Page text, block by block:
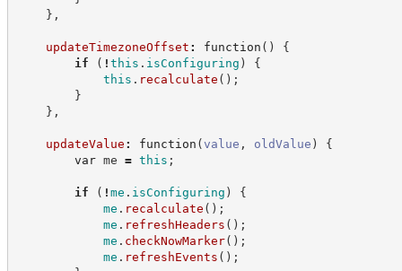
} ,
updateTimezoneOffset : function ( )
{
if
( ! this . isConfiguring )
{
this . recalculate ( ) ;
}
} ,
updateValue : function (value , oldValue )
{
var me = this ;
if ( ! me . isConfiguring )
{
me . recalculate ( ) ;
me . refreshHeaders ( ) ;
me . checkNowMarker( ) ;
me . refreshEvents ( ) ;